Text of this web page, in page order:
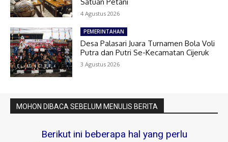
4 Agustus 2026
PEMERINTAHAN
Desa Palasari Juara Turnamen Bola Voli
Putra dan Putri Se-Kecamatan Cijeruk
3 Agustus 2026
MOHON DIBACA SEBELUM MENULIS BERITA
Berikut ini beberapa hal yang perlu